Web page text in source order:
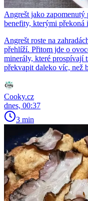
Angrešt jako
benefity, kterými překoná
Angrešt roste na
přehlíží. Přitom jde o
minerály, které prospívají
překvapit daleko víc, než
Cooky.cz
dnes, 00:37
3 min